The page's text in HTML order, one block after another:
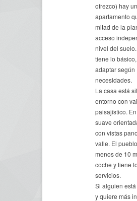
ofrezco) hay un
apartamento
mitad de la
acceso
nivel del
tiene lo
adaptar según
necesidades.
La casa está
entorno con
paisajístico.
suave
con vistas
valle. El
menos de 10
coche y tiene
servicios.
Si alguien
y quiere más